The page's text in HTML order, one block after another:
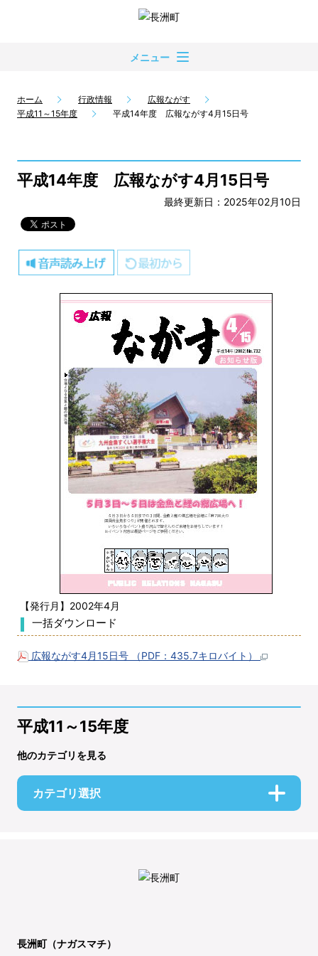
メニュー
ホーム 行政情報
広報ながす
平成11～15年度
平成14年度 広報ながす4月15日号
平成14年度 広報ながす4月15日号
最終更新日：2025年02月10日
【発行月】2002年4月
一括ダウンロード
広報ながす4月15日号 （PDF：435.7キロバイト）
平成11～15年度
他のカテゴリを見る
カテゴリ選択
長洲町（ナガスマチ）